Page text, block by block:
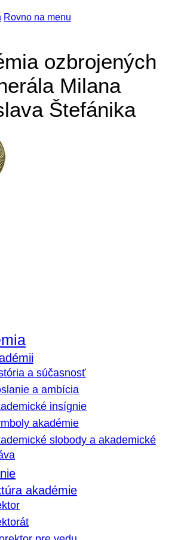
Rovno na menu
ozbrojených
Milana
Štefánika
a súčasnosť
a ambícia
insígnie
akadémie
slobody a akademické
akadémie